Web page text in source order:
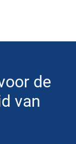
de
van